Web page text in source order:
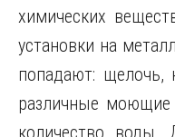
химических
установки на
попадают: щелочь,
различные моющие
количество воды.